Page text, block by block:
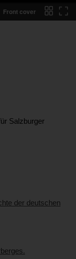
Front cover
Salzburger
der deutschen